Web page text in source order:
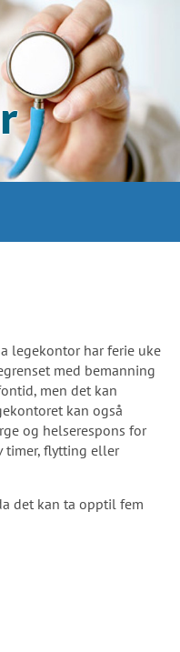
legekontor har ferie uke
med bemanning
men det kan
kan også
og helserespons for
timer, flytting eller
det kan ta opptil fem